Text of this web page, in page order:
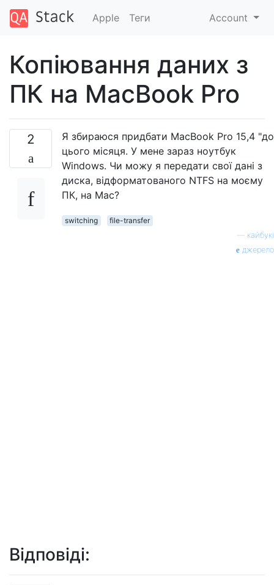
Apple Теги Account
Копіювання даних з
ПК на MacBook Pro
2
Я збираюся придбати MacBook Pro 15,4 "до
цього місяця. У мене зараз ноутбук
Windows. Чи можу я передати свої дані з
диска, відформатованого NTFS на моєму
ПК, на Mac?
switching
file-transfer
кайбукі
джерело
Відповіді: